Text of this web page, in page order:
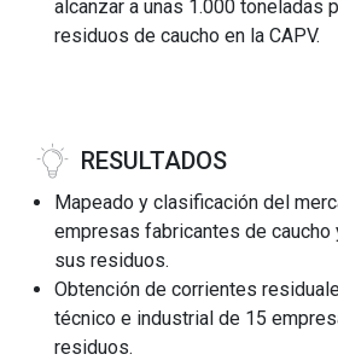
alcanzar a unas 1.000 toneladas
residuos de caucho en la CAPV.
RESULTADOS
Mapeado y clasificación del
empresas fabricantes de caucho
sus residuos.
Obtención de corrientes
técnico e industrial de 15
residuos.